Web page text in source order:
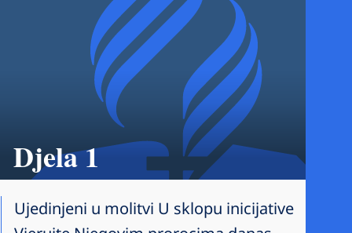
Djela 1
Ujedinjeni u molitvi U sklopu inicijative